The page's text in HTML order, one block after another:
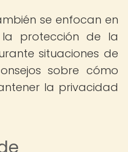
se enfocan en
protección de la
situaciones de
sobre cómo
la privacidad